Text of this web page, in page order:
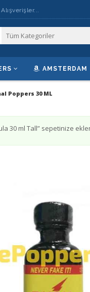
AMSTERDAM
Poppers 30 ML
30 ml Tall” sepetinize